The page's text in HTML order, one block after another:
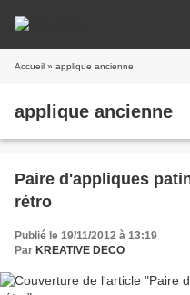
Accueil » applique ancienne
applique ancienne
Paire d'appliques
rétro
Publié le 19/11/2012 à 13:19
Par KREATIVE DECO